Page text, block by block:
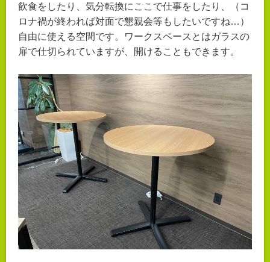
飲食をしたり、気分転換にここで仕事をしたり、（コ
ロナ禍が終われば対面で懇親会等もしたいですね…）
自由に使える空間です。ワークスペースとはガラスの
扉で仕切られていますが、開けることもできます。